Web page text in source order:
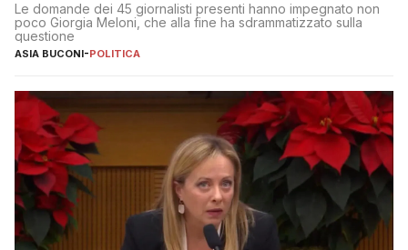
Le domande dei 45 giornalisti presenti hanno impegnato non
poco Giorgia Meloni, che alla fine ha sdrammatizzato sulla
questione
ASIA BUCONI-POLITICA